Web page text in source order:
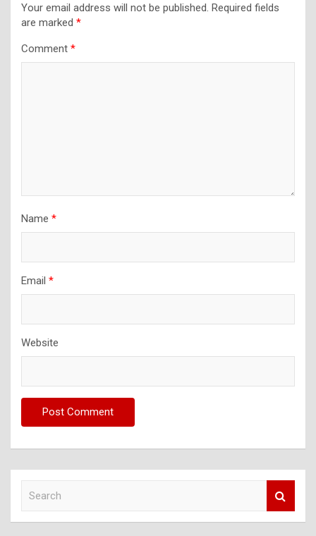
Your email address will not be published. Required fields
are marked *
Comment *
Name *
Email *
Website